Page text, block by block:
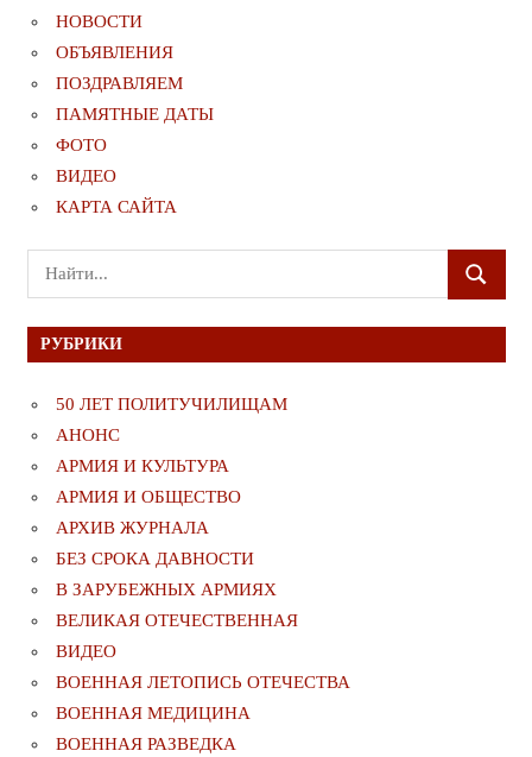
НОВОСТИ
ОБЪЯВЛЕНИЯ
ПОЗДРАВЛЯЕМ
ПАМЯТНЫЕ ДАТЫ
ФОТО
ВИДЕО
КАРТА САЙТА
Поиск
для:
ПОИСК
РУБРИКИ
50 ЛЕТ ПОЛИТУЧИЛИЩАМ
АНОНС
АРМИЯ И КУЛЬТУРА
АРМИЯ И ОБЩЕСТВО
АРХИВ ЖУРНАЛА
БЕЗ СРОКА ДАВНОСТИ
В ЗАРУБЕЖНЫХ АРМИЯХ
ВЕЛИКАЯ ОТЕЧЕСТВЕННАЯ
ВИДЕО
ВОЕННАЯ ЛЕТОПИСЬ ОТЕЧЕСТВА
ВОЕННАЯ МЕДИЦИНА
ВОЕННАЯ РАЗВЕДКА